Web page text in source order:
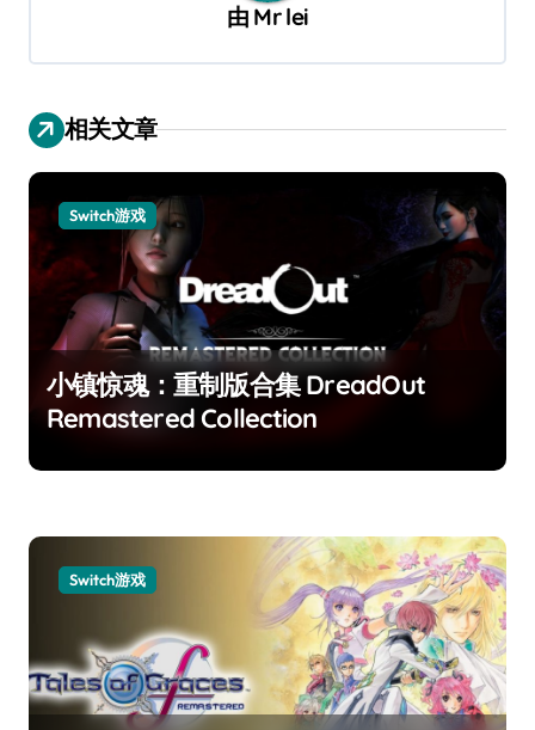
由 Mr lei
相关文章
Switch游戏
小镇惊魂：重制版合集 DreadOut
Remastered Collection
Switch游戏